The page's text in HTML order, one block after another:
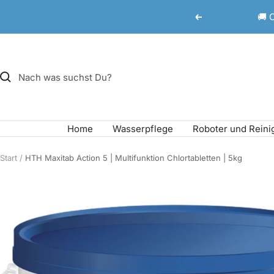
Inhalt
Zurück 🚚
Home Wasserpflege Roboter und
Start HTH Maxitab Action 5 | Multifunktion Chlortabletten | 5kg